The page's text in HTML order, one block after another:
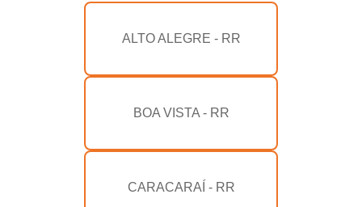
ALTO ALEGRE - RR
BOA VISTA - RR
CARACARAÍ - RR